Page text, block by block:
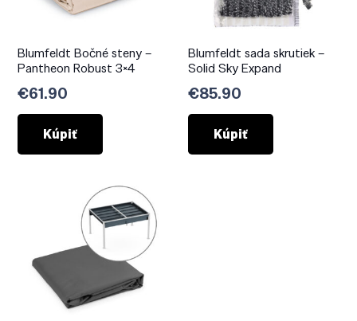
Blumfeldt Bočné steny –
Pantheon Robust 3×4
€61.90
Kúpiť
Blumfeldt sada skrutiek –
Solid Sky Expand
€85.90
Kúpiť